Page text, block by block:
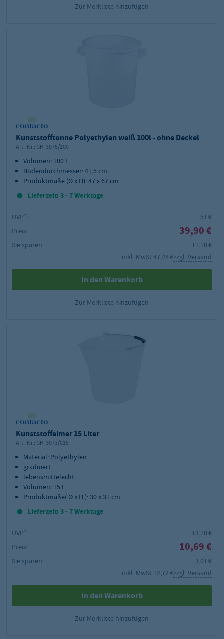
Zur Merkliste hinzufügen
Kunststofftonne Polyethylen weiß 100l - ohne Deckel
Art.-Nr.: GH-3075/100
Volumen: 100 L
Bodendurchmesser: 41,5 cm
Produktmaße (Ø x H): 47 x 67 cm
Lieferzeit: 3 - 7 Werktage
UVP²:
51 €
Preis:
39,90 €
Sie sparen:
11,10 €
inkl. MwSt.47,48 €zzgl. Versand
In den Warenkorb
Zur Merkliste hinzufügen
Kunststoffeimer 15 Liter
Art.-Nr.: GH-3073/015
Material: Polyethylen
graduiert
lebensmittelecht
Volumen: 15 L
Produktmaße( Ø x H ): 30 x 31 cm
Lieferzeit: 3 - 7 Werktage
UVP²:
13,70 €
Preis:
10,69 €
Sie sparen:
3,01 €
inkl. MwSt.12,72 €zzgl. Versand
In den Warenkorb
Zur Merkliste hinzufügen